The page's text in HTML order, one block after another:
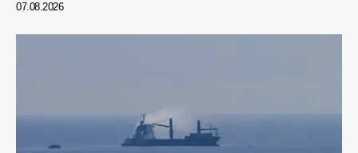
07.08.2026